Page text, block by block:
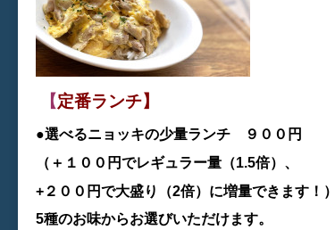
【定番ランチ】
●選べるニョッキの少量ランチ ９００円
（＋１００円でレギュラー量（1.5倍）、
+２００円で大盛り（2倍）に増量できます！）
5種のお味からお選びいただけます。